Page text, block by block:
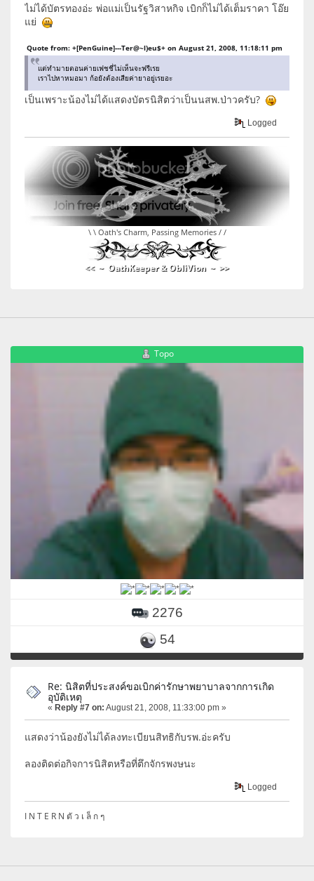
ไม่ได้บัตรทองอ่ะ พ่อแม่เป็นรัฐวิสาหกิจ เบิกก็ไม่ได้เต็มราคา โอ๊ย
แย่
Quote from: +[PenGuine]---Ter@~l)eu$+ on August 21, 2008, 11:18:11 pm
แต่ทำมายตอนค่ายเฟชชี่ไม่เห็นจะฟรีเรย
เราไปหาหมอมา ก้อยังต้องเสียค่ายาอยู่เรยอะ
เป็นเพราะน้องไม่ได้แสดงบัตรนิสิตว่าเป็นนสพ.ป่าวครับ?
Logged
\ \ Oath's Charm, Passing Memories / /
<< ~ OathKeeper & ObliVion ~ >>
Topo
2276
54
Re: นิสิตที่ประสงค์ขอเบิกค่ารักษาพยาบาลจากการเกิด
อุบัติเหตุ
« Reply #7 on: August 21, 2008, 11:33:00 pm »
แสดงว่าน้องยังไม่ได้ลงทะเบียนสิทธิกับรพ.อ่ะครับ
ลองติดต่อกิจการนิสิตหรือที่ตึกจักรพงษนะ
Logged
I N T E R N ตั ว เ ล็ ก ๆ